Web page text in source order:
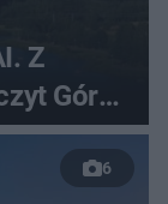
Z
Gór
6